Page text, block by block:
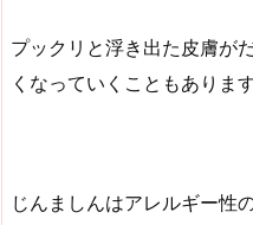
プックリと浮き出た皮膚が
くなっていくこともあります
じんましんはアレルギー性